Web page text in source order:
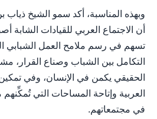
وبهذه المناسبة، أكد سمو الشيخ ذياب
أن الاجتماع العربي للقيادات
تسهم في رسم ملامح العمل الشبابي
التكامل بين الشباب وصناع القرار،
الحقيقي يكمن في الإنسان، وفي
العربية وإتاحة المساحات التي
في مجتمعاتهم.